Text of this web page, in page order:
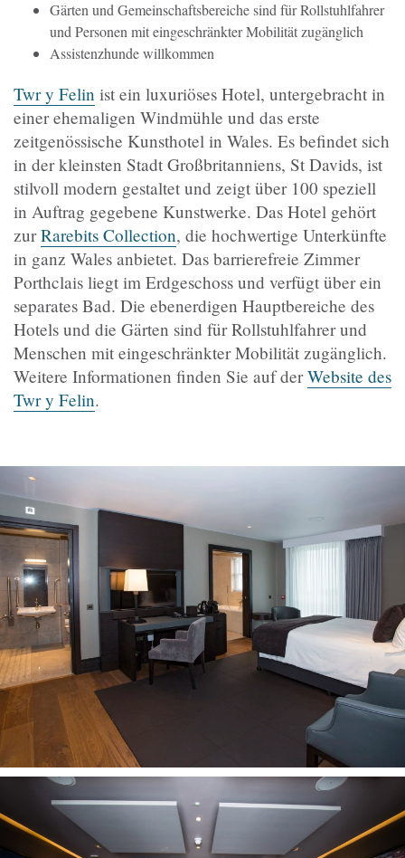
Gärten und Gemeinschaftsbereiche sind für Rollstuhlfahrer
und Personen mit eingeschränkter Mobilität zugänglich
Assistenzhunde willkommen
Twr y Felin ist ein luxuriöses Hotel, untergebracht in
einer ehemaligen Windmühle und das erste
zeitgenössische Kunsthotel in Wales. Es befindet sich
in der kleinsten Stadt Großbritanniens, St Davids, ist
stilvoll modern gestaltet und zeigt über 100 speziell
in Auftrag gegebene Kunstwerke. Das Hotel gehört
zurRarebits Collection, die hochwertige Unterkünfte
in ganz Wales anbietet. Das barrierefreie Zimmer
Porthclais liegt im Erdgeschoss und verfügt über ein
separates Bad. Die ebenerdigen Hauptbereiche des
Hotels und die Gärten sind für Rollstuhlfahrer und
Menschen mit eingeschränkter Mobilität zugänglich.
Weitere Informationen finden Sie auf derWebsite des
Twr y Felin.